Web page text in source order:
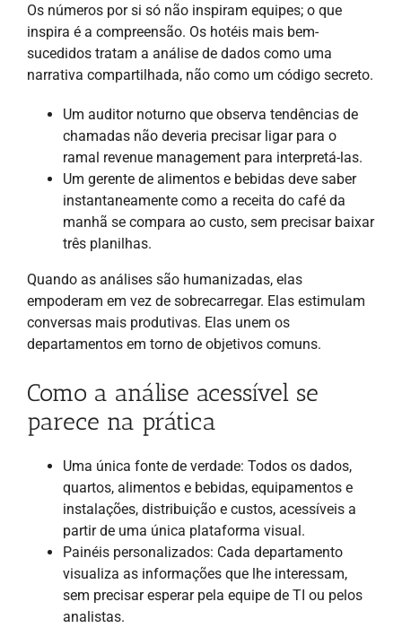
Os números por si só não inspiram equipes; o que
inspira é a compreensão. Os hotéis mais bem-
sucedidos tratam a análise de dados como uma
narrativa compartilhada, não como um código secreto.
Um auditor noturno que observa tendências de
chamadas não deveria precisar ligar para o
ramal revenue management para interpretá-las.
Um gerente de alimentos e bebidas deve saber
instantaneamente como a receita do café da
manhã se compara ao custo, sem precisar baixar
três planilhas.
Quando as análises são humanizadas, elas
empoderam em vez de sobrecarregar. Elas estimulam
conversas mais produtivas. Elas unem os
departamentos em torno de objetivos comuns.
Como a análise acessível se
parece na prática
Uma única fonte de verdade: Todos os dados,
quartos, alimentos e bebidas, equipamentos e
instalações, distribuição e custos, acessíveis a
partir de uma única plataforma visual.
Painéis personalizados: Cada departamento
visualiza as informações que lhe interessam,
sem precisar esperar pela equipe de TI ou pelos
analistas.